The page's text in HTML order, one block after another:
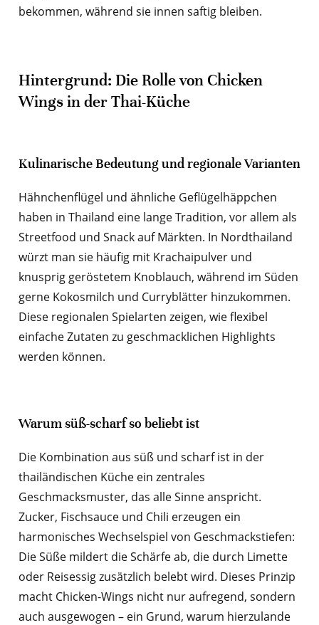
bekommen, während sie innen saftig bleiben.
Hintergrund: Die Rolle von Chicken
Wings in der Thai-Küche
Kulinarische Bedeutung und regionale Varianten
Hähnchenflügel und ähnliche Geflügelhäppchen
haben in Thailand eine lange Tradition, vor allem als
Streetfood und Snack auf Märkten. In Nordthailand
würzt man sie häufig mit Krachaipulver und
knusprig geröstetem Knoblauch, während im Süden
gerne Kokosmilch und Curryblätter hinzukommen.
Diese regionalen Spielarten zeigen, wie flexibel
einfache Zutaten zu geschmacklichen Highlights
werden können.
Warum süß-scharf so beliebt ist
Die Kombination aus süß und scharf ist in der
thailändischen Küche ein zentrales
Geschmacksmuster, das alle Sinne anspricht.
Zucker, Fischsauce und Chili erzeugen ein
harmonisches Wechselspiel von Geschmackstiefen:
Die Süße mildert die Schärfe ab, die durch Limette
oder Reisessig zusätzlich belebt wird. Dieses Prinzip
macht Chicken-Wings nicht nur aufregend, sondern
auch ausgewogen – ein Grund, warum hierzulande